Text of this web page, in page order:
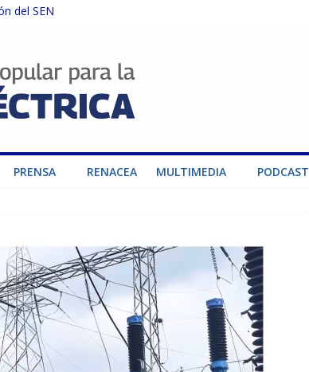
del SEN
SEN en Carabobo
el SEN ante el fenómeno de El Niño
para fortalecer el SEN
labor tras el doble sismo del 24-J
PRENSA RENACEA MULTIMEDIA PODCAST